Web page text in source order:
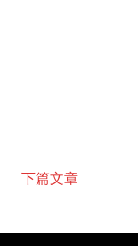
下篇文章